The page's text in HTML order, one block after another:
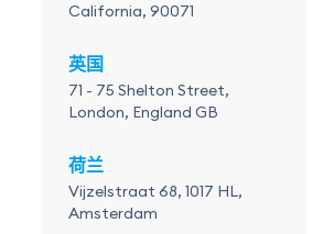
California, 90071
英国
71 - 75 Shelton Street,
London, England GB
荷兰
Vijzelstraat 68, 1017 HL,
Amsterdam